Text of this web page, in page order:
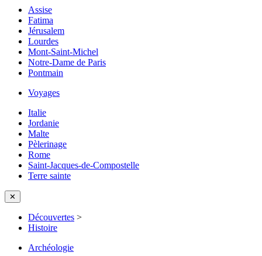
Assise
Fatima
Jérusalem
Lourdes
Mont-Saint-Michel
Notre-Dame de Paris
Pontmain
Voyages
Italie
Jordanie
Malte
Pèlerinage
Rome
Saint-Jacques-de-Compostelle
Terre sainte
✕
Découvertes >
Histoire
Archéologie